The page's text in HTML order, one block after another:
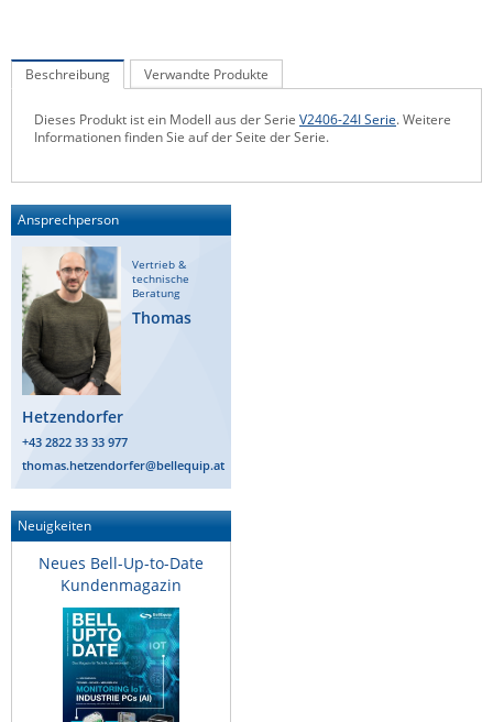
LigoWave
Moxa
Panorama Antennas
PatchSee
Power Kingdom
Poynting
Raritan
Riello UPS
Server Technology
Siretta
SIRIO Antenne
Sunbird
Tactical Software
TEKTELIC
Teltonika
Unwired Networks
Vision
Beschreibung Verwandte Produkte
Dieses Produkt ist ein Modell aus der Serie V2406-24I Serie. Weitere
Informationen finden Sie auf der Seite der Serie.
Ansprechperson
Vertrieb &
technische
Beratung
Thomas
Hetzendorfer
+43 2822 33 33 977
thomas.hetzendorfer@bellequip.at
Neuigkeiten
Neues Bell-Up-to-Date
Kundenmagazin